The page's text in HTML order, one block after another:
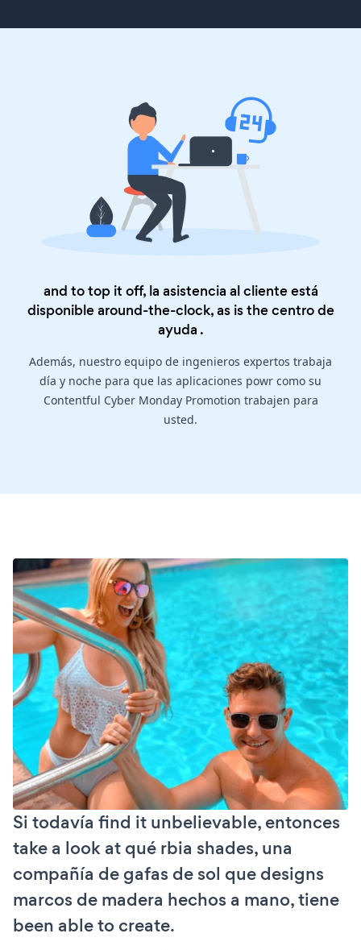
and to top it off, la asistencia al cliente está
disponible around-the-clock, as is thecentro de
ayuda .
Además, nuestro equipo de ingenieros expertos trabaja
día y noche para que las aplicaciones powr como su
Contentful Cyber Monday Promotion trabajen para
usted.
Si todavía find it unbelievable, entonces
take a look at qué rbia shades, una
compañía de gafas de sol que designs
marcos de madera hechos a mano, tiene
been able to create.